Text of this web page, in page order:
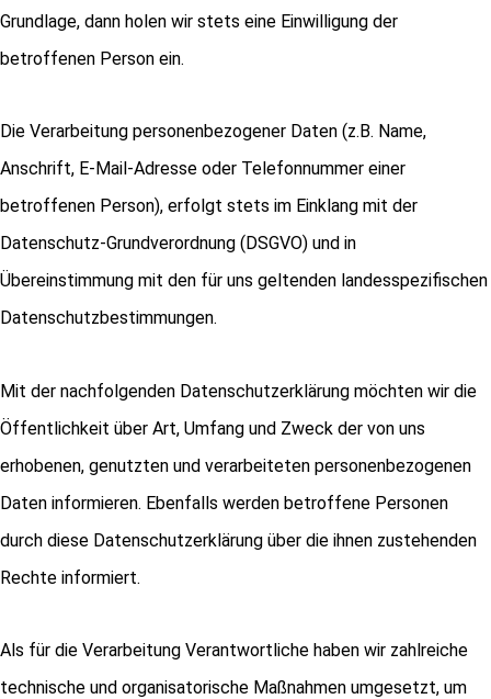
Grundlage, dann holen wir stets eine Einwilligung der
betroffenen Person ein.
Die Verarbeitung personenbezogener Daten (z.B. Name,
Anschrift, E-Mail-Adresse oder Telefonnummer einer
betroffenen Person), erfolgt stets im Einklang mit der
Datenschutz-Grundverordnung (DSGVO) und in
Übereinstimmung mit den für uns geltenden landesspezifischen
Datenschutzbestimmungen.
Mit der nachfolgenden Datenschutzerklärung möchten wir die
Öffentlichkeit über Art, Umfang und Zweck der von uns
erhobenen, genutzten und verarbeiteten personenbezogenen
Daten informieren. Ebenfalls werden betroffene Personen
durch diese Datenschutzerklärung über die ihnen zustehenden
Rechte informiert.
Als für die Verarbeitung Verantwortliche haben wir zahlreiche
technische und organisatorische Maßnahmen umgesetzt, um